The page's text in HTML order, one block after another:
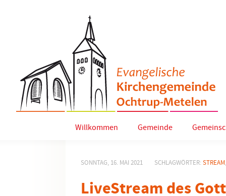
Willkommen Gemeinde
SONNTAG, 16. MAI 2021 SCHLAGWÖRTER: STREAM
LiveStream des